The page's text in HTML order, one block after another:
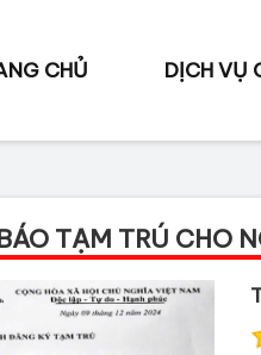
CHỦ DỊCH VỤ
TẠM TRÚ CHO